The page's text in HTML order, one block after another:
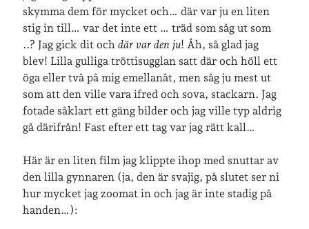
skymma dem för mycket och… där var ju en liten
stig in till… var det inte ett … träd som såg ut som
..? Jag gick dit ochdär var den ju! Åh, så glad jag
blev! Lilla gulliga tröttisugglan satt där och höll ett
öga eller två på mig emellanåt, men såg ju mest ut
som att den ville vara ifred och sova, stackarn. Jag
fotade såklart ett gäng bilder och jag ville typ aldrig
gå därifrån! Fast efter ett tag var jag rätt kall…
Här är en liten film jag klippte ihop med snuttar av
den lilla gynnaren (ja, den är svajig, på slutet ser ni
hur mycket jag zoomat in och jag är inte stadig på
handen…):